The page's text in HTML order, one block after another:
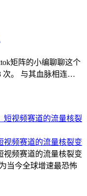
矩阵的小编聊聊这个
次。 与其血脉相连…
视频赛道的流量核裂变
视频赛道的流量核裂变
当今全球增速最恐怖